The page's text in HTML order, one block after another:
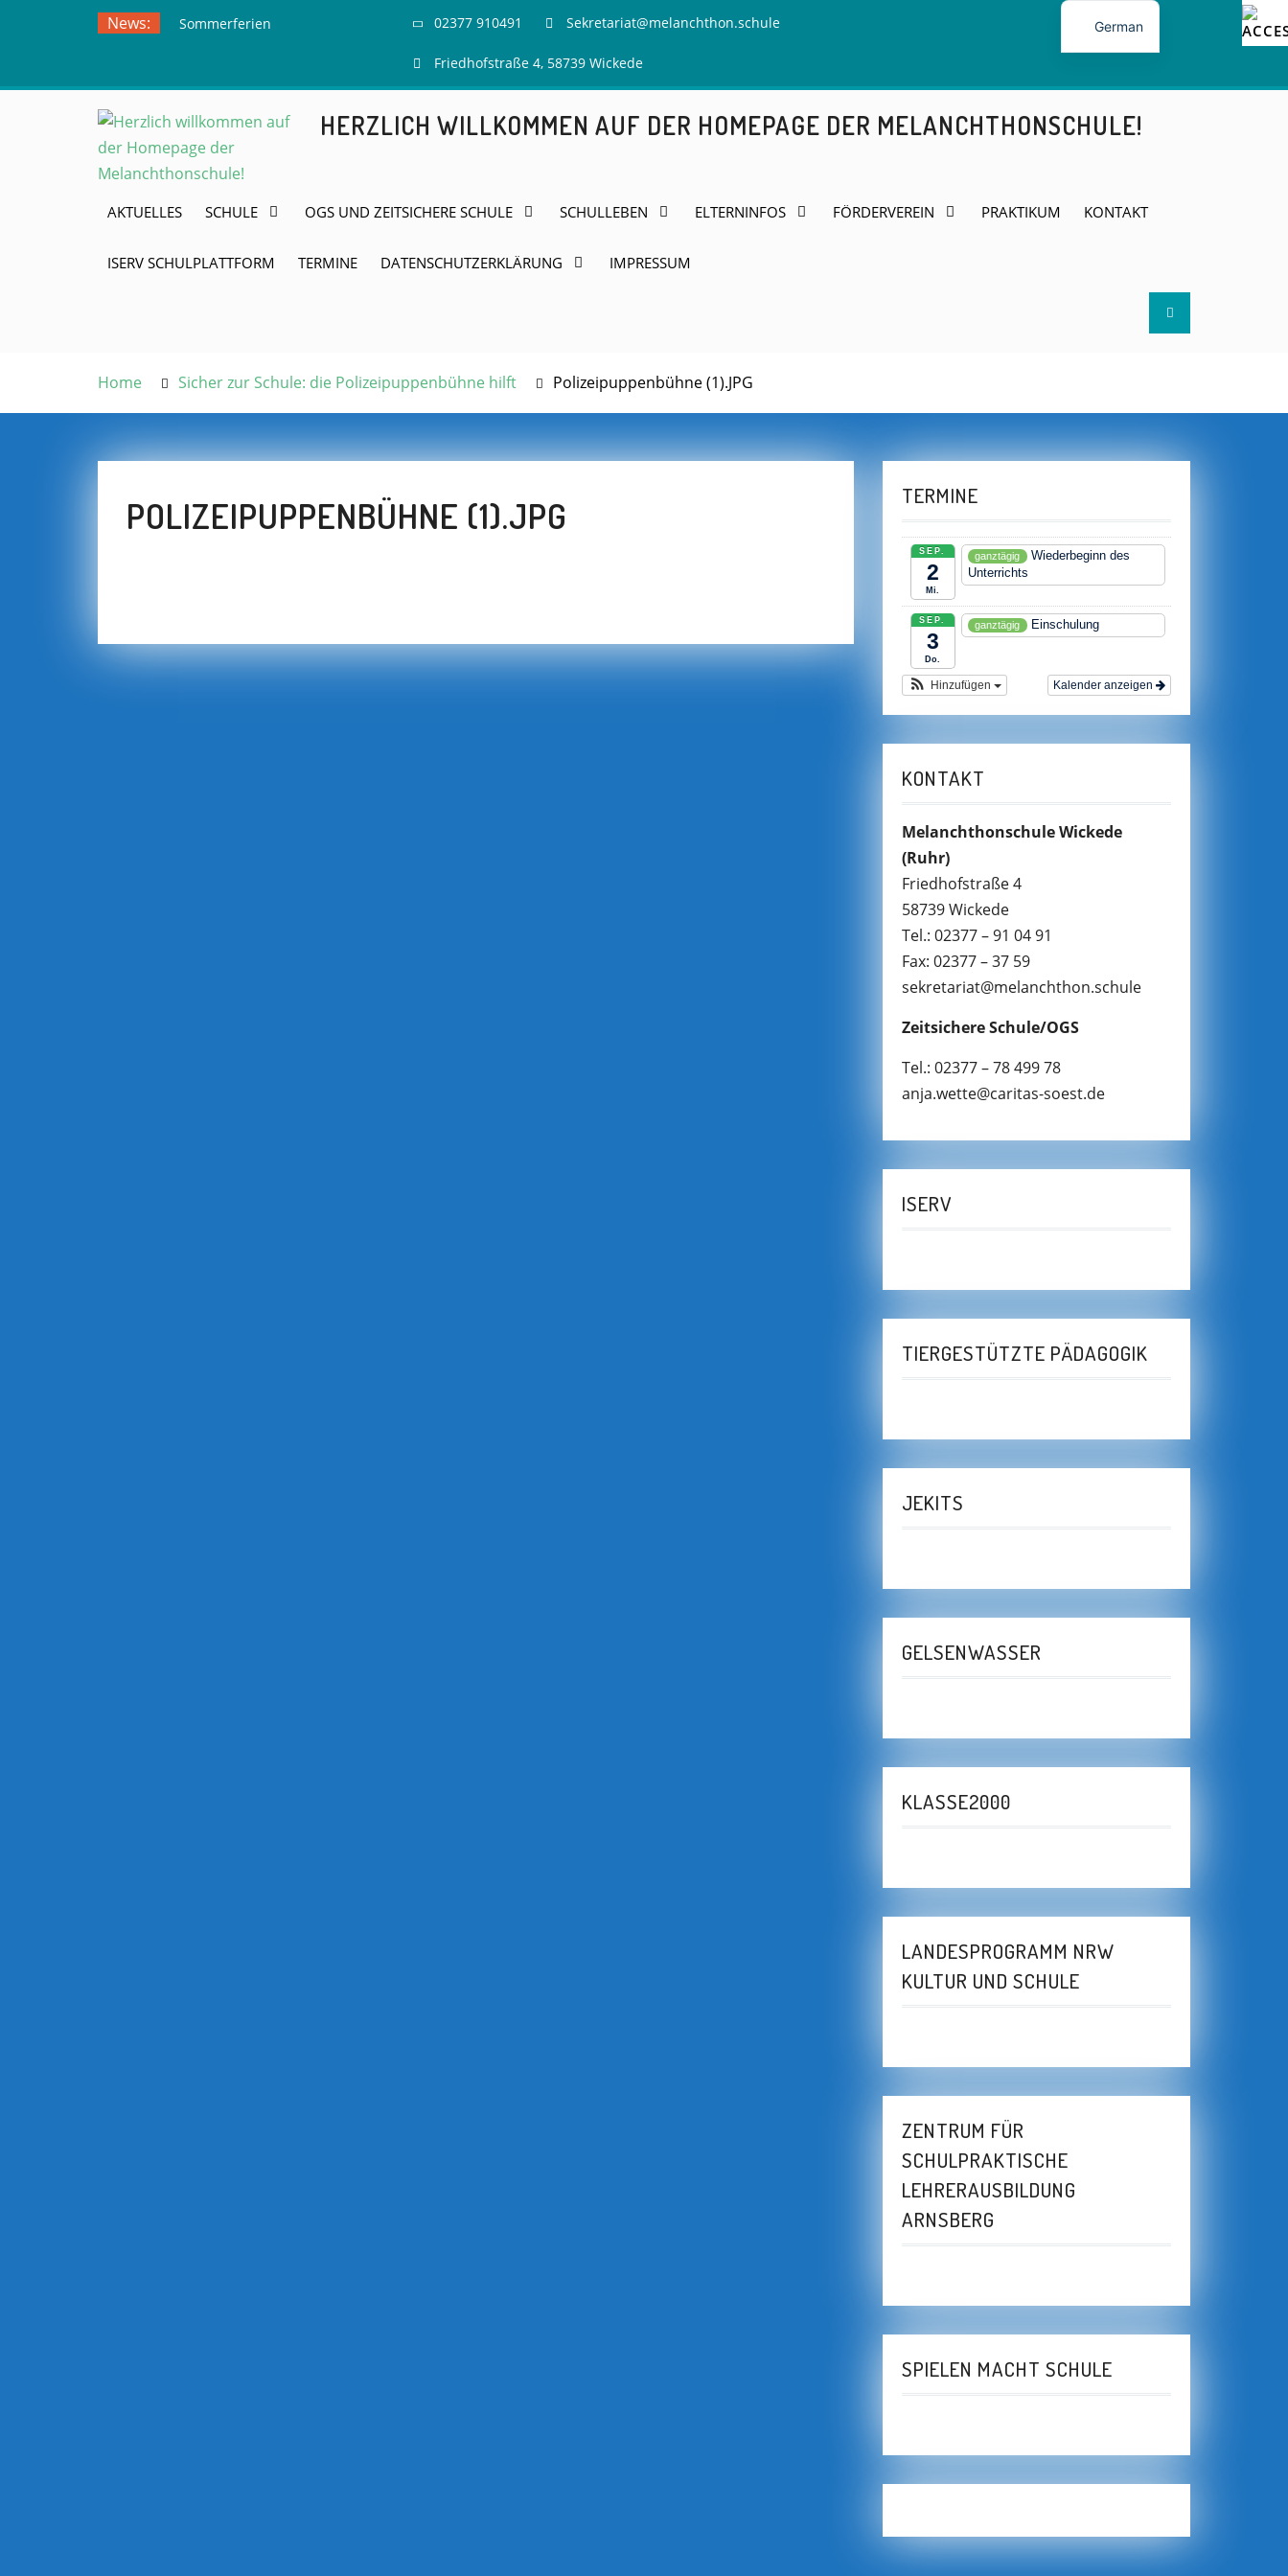
News:
Sommerferien
Herdringen
02377 910491 Sekretariat@melanchthon.schule
Friedhofstraße 4, 58739 Wickede
HERZLICH WILLKOMMEN AUF DER HOMEPAGE DER MELANCHTHONSCHULE!
AKTUELLES SCHULE OGS UND ZEITSICHERE SCHULE SCHULLEBEN ELTERNINFOS FÖRDERVEREIN PRAKTIKUM KONTAKT
ISERV SCHULPLATTFORM TERMINE DATENSCHUTZERKLÄRUNG IMPRESSUM
Search
Home Sicher zur Schule: die Polizeipuppenbühne hilft Polizeipuppenbühne (1).JPG
POLIZEIPUPPENBÜHNE (1).JPG TERMINE
SEP.
2
Mi.
ganztägig
Wiederbeginn des
Unterrichts
SEP.
3
Do.
ganztägig Einschulung
Kalender anzeigen
Hinzufügen
KONTAKT
Melanchthonschule Wickede
(Ruhr)
Friedhofstraße 4
58739 Wickede
Tel.: 02377 – 91 04 91
Fax: 02377 – 37 59
sekretariat@melanchthon.schule
Zeitsichere Schule/OGS
Tel.: 02377 – 78 499 78
anja.wette@caritas-soest.de
ISERV
TIERGESTÜTZTE PÄDAGOGIK
JEKITS
GELSENWASSER
KLASSE2000
LANDESPROGRAMM NRW
KULTUR UND SCHULE
ZENTRUM FÜR
SCHULPRAKTISCHE
LEHRERAUSBILDUNG
ARNSBERG
SPIELEN MACHT SCHULE
German